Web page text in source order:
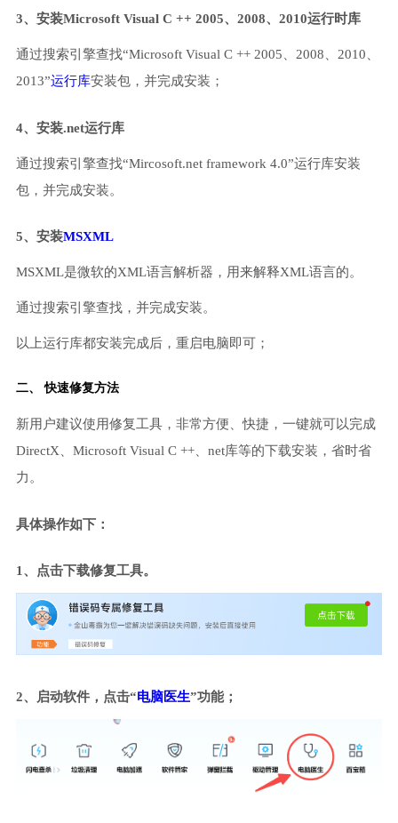
3、安装Microsoft Visual C ++ 2005、2008、2010运行时库
通过搜索引擎查找“Microsoft Visual C ++ 2005、2008、2010、
2013”运行库安装包，并完成安装；
4、安装.net运行库
通过搜索引擎查找“Mircosoft.net framework 4.0”运行库安装
包，并完成安装。
5、安装MSXML
MSXML是微软的XML语言解析器，用来解释XML语言的。
通过搜索引擎查找，并完成安装。
以上运行库都安装完成后，重启电脑即可；
二、 快速修复方法
新用户建议使用修复工具，非常方便、快捷，一键就可以完成
DirectX、Microsoft Visual C ++、net库等的下载安装，省时省
力。
具体操作如下：
1、点击下载修复工具。
2、启动软件，点击“电脑医生”功能；